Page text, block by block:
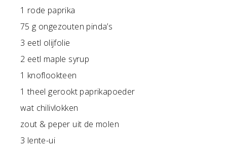
1 rode paprika
75 g ongezouten pinda’s
3 eetl olijfolie
2 eetl maple syrup
1 knoflookteen
1 theel gerookt paprikapoeder
wat chilivlokken
zout & peper uit de molen
3 lente-ui